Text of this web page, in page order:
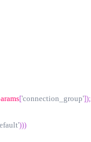
['connection_group']);
)))